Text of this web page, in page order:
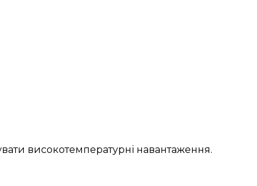
високотемпературні навантаження.